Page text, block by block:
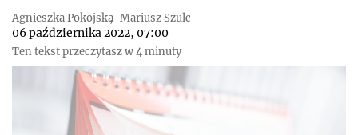
Agnieszka Pokojska Mariusz Szulc
06 października 2022, 07:00
Ten tekst przeczytasz w 4 minuty